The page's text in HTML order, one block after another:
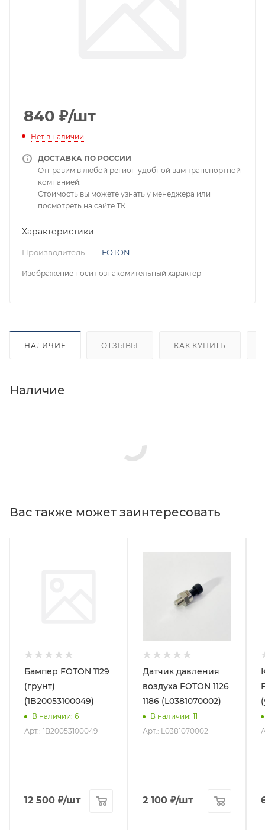
840 ₽/шт
Нет в наличии
ДОСТАВКА ПО РОССИИ
Отправим в любой регион удобной вам транспортной
компанией.
Стоимость вы можете узнать у менеджера или
посмотреть на сайте ТК
Характеристики
Производитель — FOTON
Изображение носит ознакомительный характер
НАЛИЧИЕ ОТЗЫВЫ КАК КУПИТЬ
Наличие
Вас также может заинтересовать
Бампер FOTON 1129
(грунт)
(1B20053100049)
В наличии: 6
Арт.: 1B20053100049
12 500 ₽/шт
Датчик давления
воздуха FOTON 1126
1186 (L0381070002)
В наличии: 11
Арт.: L0381070002
2 100 ₽/шт